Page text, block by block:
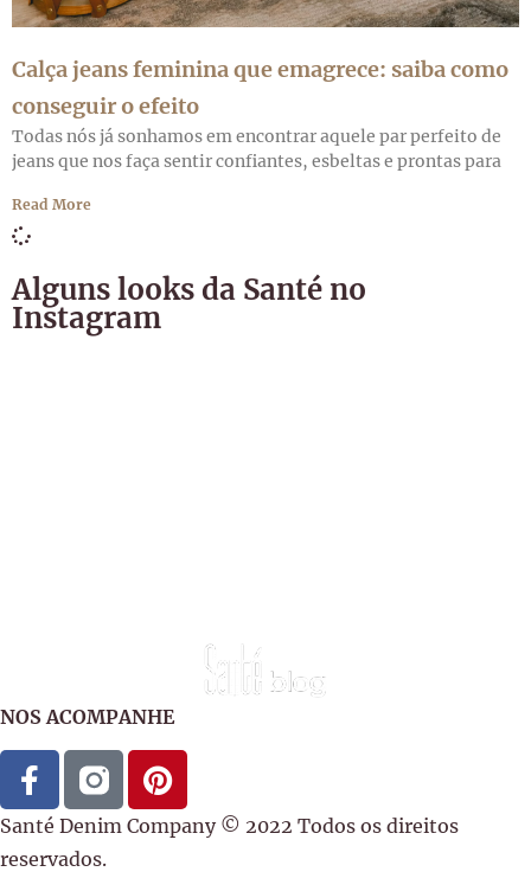
Calça jeans feminina que emagrece: saiba como
conseguir o efeito
Todas nós já sonhamos em encontrar aquele par perfeito de
jeans que nos faça sentir confiantes, esbeltas e prontas para
Read More
Alguns looks da Santé no
Instagram
Santé Denim Company © 2022 Todos os direitos
reservados.
NOS ACOMPANHE